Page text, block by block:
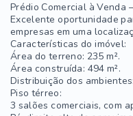
Prédio Comercial à Venda
Excelente oportunidade
empresas em uma
Características do imóvel:
Área do terreno: 235 m².
Área construída: 494 m².
Distribuição dos ambientes:
Piso térreo:
3 salões comerciais, com